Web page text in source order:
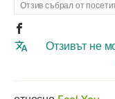
Отзив събрал от
Отзивът не